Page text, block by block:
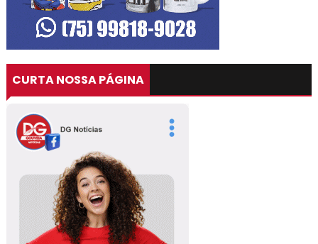
CURTA NOSSA PÁGINA